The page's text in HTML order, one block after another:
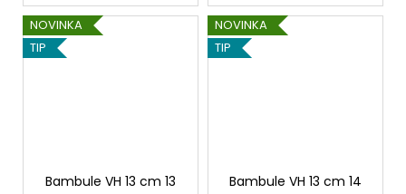
NOVINKA
TIP
Bambule VH 13 cm 13
NOVINKA
TIP
Bambule VH 13 cm 14